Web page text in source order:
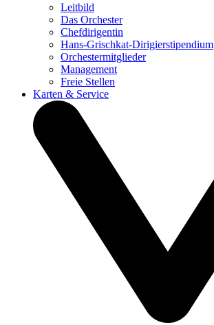
Leitbild
Das Orchester
Chefdirigentin
Hans-Grischkat-Dirigierstipendium
Orchestermitglieder
Management
Freie Stellen
Karten & Service